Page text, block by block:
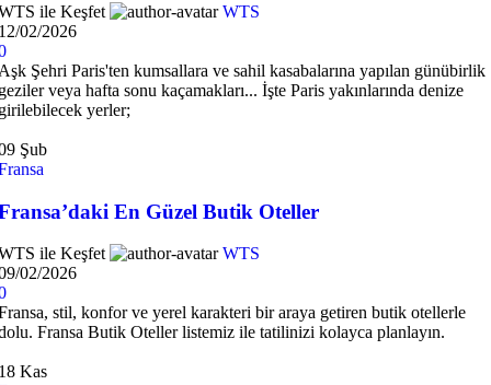
ile Keşfet
WTS
02/2026
Şehri Paris'ten kumsallara ve sahil kasabalarına yapılan günübirlik
veya hafta sonu kaçamakları... İşte Paris yakınlarında denize
yerler;
Şub
En Güzel Butik Oteller
ile Keşfet
WTS
02/2026
stil, konfor ve yerel karakteri bir araya getiren butik otellerle
Fransa Butik Oteller listemiz ile tatilinizi kolayca planlayın.
Kas